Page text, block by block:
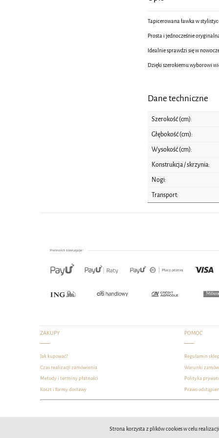
Strona korzysta z plików cookies w celu
Tapicerowana ławka w
Prosta i jednocześnie
Idealnie sprawdzi się w
Dzięki szerokiemu wyborowi
Dane techniczne
Szerokość (cm):
Głębokość (cm):
Wysokość (cm):
Konstrukcja / skrzynia:
Nogi:
Transport:
ZAKUPY
Jak kupować?
Czas realizacji zamówienia
Metody i terminy płatności
Koszt i formy dostawy
POMOC
Regulamin
Warunki
Polityka
Prawo